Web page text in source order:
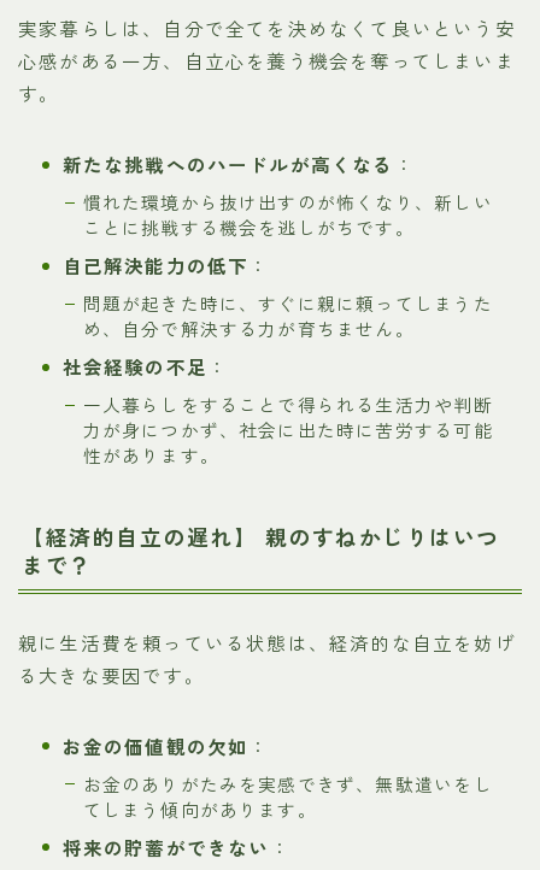
実家暮らしは、自分で全てを決めなくて良いという安
心感がある一方、自立心を養う機会を奪ってしまいま
す。
新たな挑戦へのハードルが高くなる ：
慣れた環境から抜け出すのが怖くなり、新しい
ことに挑戦する機会を逃しがちです。
自己解決能力の低下 ：
問題が起きた時に、すぐに親に頼ってしまうた
め、自分で解決する力が育ちません。
社会経験の不足 ：
一人暮らしをすることで得られる生活力や判断
力が身につかず、社会に出た時に苦労する可能
性があります。
【経済的自立の遅れ】 親のすねかじりはいつ
まで？
親に生活費を頼っている状態は、経済的な自立を妨げ
る大きな要因です。
お金の価値観の欠如 ：
お金のありがたみを実感できず、無駄遣いをし
てしまう傾向があります。
将来の貯蓄ができない ：